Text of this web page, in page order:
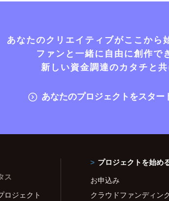
あなたのクリエイティブがここから
ファンと一緒に自由に創作で
新しい資金調達のカタチと
あなたのプロジェクトをスター
ス
ロジェクト
プロジェクトを始め
お申込み
クラウドファンディン